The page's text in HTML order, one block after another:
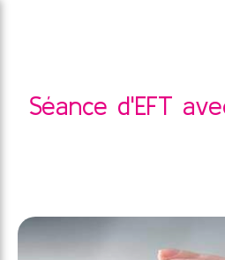
Séance d'EFT